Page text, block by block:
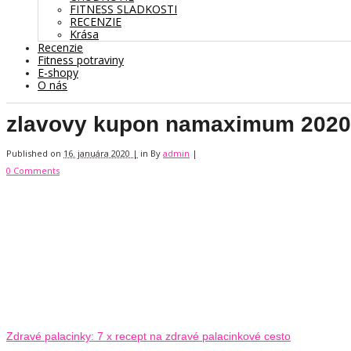
FITNESS SLADKOSTI
RECENZIE
Krása
Recenzie
Fitness potraviny
E-shopy
O nás
zlavovy kupon namaximum 2020
Published on 16. januára 2020 | in By admin |
0 Comments
Zdravé palacinky: 7 x recept na zdravé palacinkové cesto